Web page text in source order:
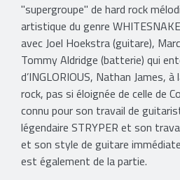
"supergroupe" de hard rock
artistique du genre
avec Joel Hoekstra (guitare),
Tommy Aldridge (batterie) qui
d’INGLORIOUS, Nathan James,
rock, pas si éloignée de celle de
connu pour son travail de
légendaire STRYPER et son
et son style de guitare
est également de la partie.